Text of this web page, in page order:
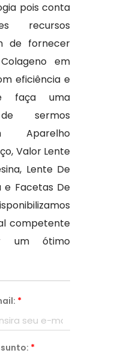
pois conta
recursos
de fornecer
em
eficiência e
faça uma
sermos
Aparelho
Valor Lente
Lente De
e Facetas De
competente
um ótimo
*
*